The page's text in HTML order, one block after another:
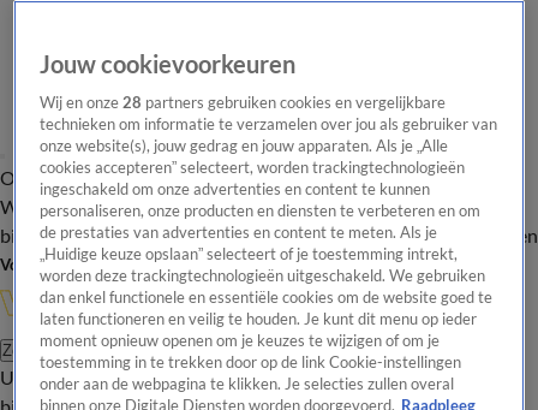
Overzicht Onze programma's Uitzendingen Onze gezichten
In de
WandelgangenInterviewsUitzending
bijwonenPodcastShopVeelgestelde vragenKijkersvraag insturen
Volg Vandaag Inside
Zoeken
UitzendingenVandaag InsideDe OranjezomerShopUitzending
Jouw cookievoorkeuren
Wij en onze28 partners gebruiken cookies en vergelijkbare
technieken om informatie te verzamelen over jou als gebruiker van
onze website(s), jouw gedrag en jouw apparaten. Als je „Alle
cookies accepteren” selecteert, worden trackingtechnologieën
ingeschakeld om onze advertenties en content te kunnen
personaliseren, onze producten en diensten te verbeteren en om
de prestaties van advertenties en content te meten. Als je
„Huidige keuze opslaan” selecteert of je toestemming intrekt,
worden deze trackingtechnologieën uitgeschakeld. We gebruiken
dan enkel functionele en essentiële cookies om de website goed te
laten functioneren en veilig te houden. Je kunt dit menu op ieder
moment opnieuw openen om je keuzes te wijzigen of om je
toestemming in te trekken door op de link Cookie-instellingen
onder aan de webpagina te klikken. Je selecties zullen overal
binnen onze Digitale Diensten worden doorgevoerd. Raadpleeg